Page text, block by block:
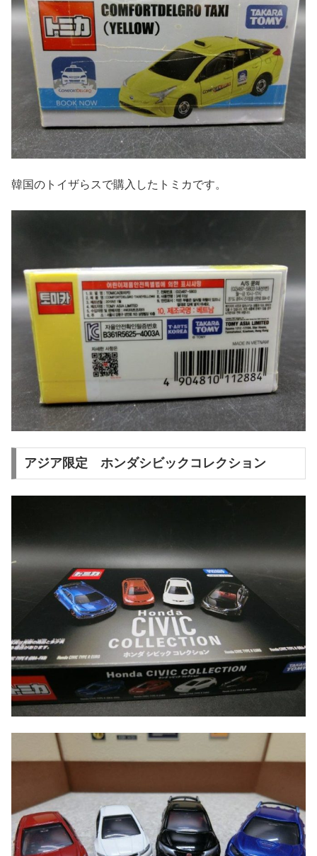
韓国のトイザらスで購入したトミカです。
アジア限定 ホンダシビックコレクション